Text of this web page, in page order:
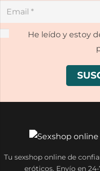
He leído y estoy
Tu sexshop online de
eróticos. Envío en